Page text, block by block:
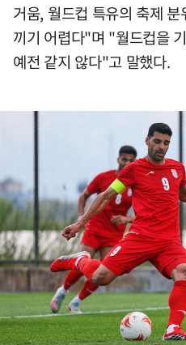
거움, 월드컵 특유의 축제
끼기 어렵다"며 "월드컵을
예전 같지 않다"고 말했다.